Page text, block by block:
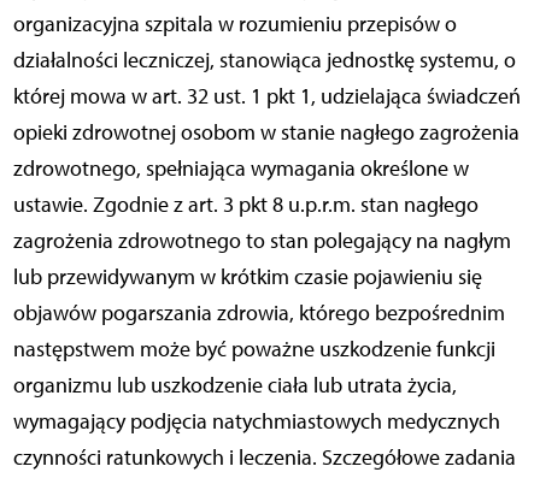
organizacyjna szpitala w rozumieniu przepisów o
działalności leczniczej, stanowiąca jednostkę systemu, o
której mowa w art. 32 ust. 1 pkt 1, udzielająca świadczeń
opieki zdrowotnej osobom w stanie nagłego zagrożenia
zdrowotnego, spełniająca wymagania określone w
ustawie. Zgodnie z art. 3 pkt 8 u.p.r.m. stan nagłego
zagrożenia zdrowotnego to stan polegający na nagłym
lub przewidywanym w krótkim czasie pojawieniu się
objawów pogarszania zdrowia, którego bezpośrednim
następstwem może być poważne uszkodzenie funkcji
organizmu lub uszkodzenie ciała lub utrata życia,
wymagający podjęcia natychmiastowych medycznych
czynności ratunkowych i leczenia. Szczegółowe zadania